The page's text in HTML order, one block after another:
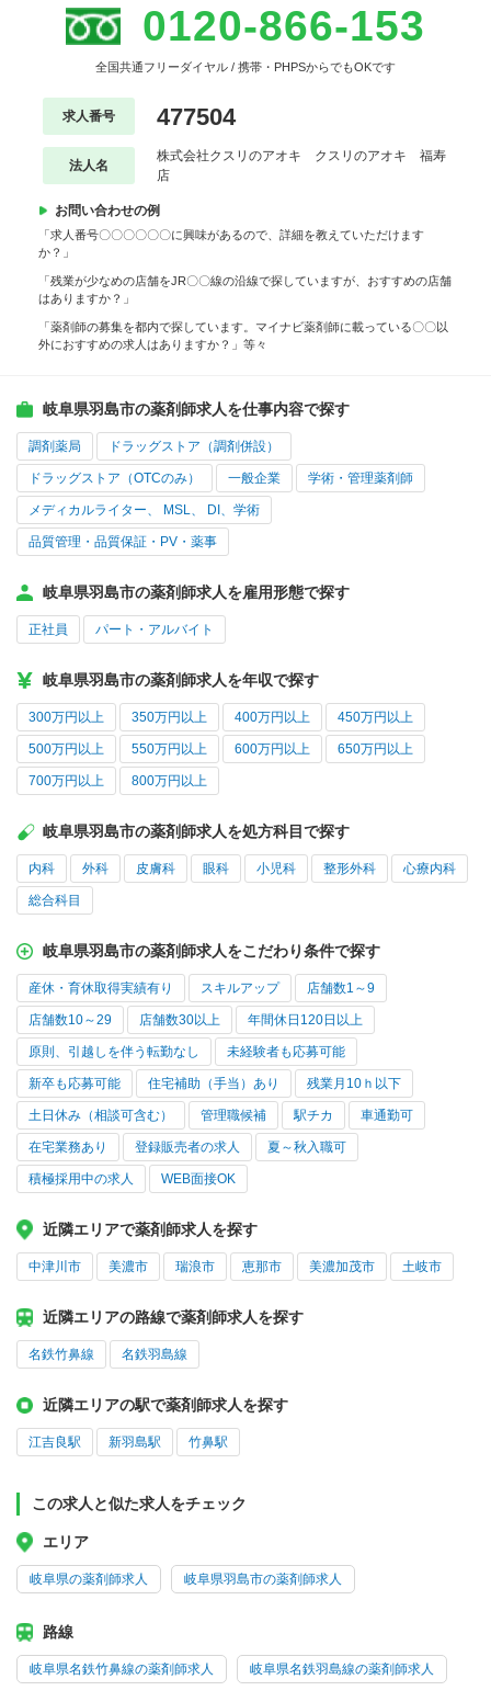
0120-866-153
全国共通フリーダイヤル / 携帯・PHPSからでもOKです
求人番号 477504
法人名
株式会社クスリのアオキ クスリのアオキ 福寿
店
お問い合わせの例
「求人番号〇〇〇〇〇〇に興味があるので、詳細を教えていただけます
か？」
「残業が少なめの店舗をJR〇〇線の沿線で探していますが、おすすめの店舗
はありますか？」
「薬剤師の募集を都内で探しています。マイナビ薬剤師に載っている〇〇以
外におすすめの求人はありますか？」等々
岐阜県羽島市の薬剤師求人を仕事内容で探す
調剤薬局 ドラッグストア（調剤併設）
ドラッグストア（OTCのみ） 一般企業 学術・管理薬剤師
メディカルライター、 MSL、 DI、学術
品質管理・品質保証・PV・薬事
岐阜県羽島市の薬剤師求人を雇用形態で探す
正社員 パート・アルバイト
岐阜県羽島市の薬剤師求人を年収で探す
300万円以上 350万円以上 400万円以上 450万円以上
500万円以上 550万円以上 600万円以上 650万円以上
700万円以上 800万円以上
岐阜県羽島市の薬剤師求人を処方科目で探す
内科 外科 皮膚科 眼科 小児科 整形外科 心療内科
総合科目
岐阜県羽島市の薬剤師求人をこだわり条件で探す
産休・育休取得実績有り スキルアップ 店舗数1～9
店舗数10～29 店舗数30以上 年間休日120日以上
原則、引越しを伴う転勤なし 未経験者も応募可能
新卒も応募可能 住宅補助（手当）あり 残業月10ｈ以下
土日休み（相談可含む） 管理職候補 駅チカ 車通勤可
在宅業務あり 登録販売者の求人 夏～秋入職可
積極採用中の求人 WEB面接OK
近隣エリアで薬剤師求人を探す
中津川市 美濃市 瑞浪市 恵那市 美濃加茂市 土岐市
近隣エリアの路線で薬剤師求人を探す
名鉄竹鼻線 名鉄羽島線
近隣エリアの駅で薬剤師求人を探す
江吉良駅 新羽島駅 竹鼻駅
この求人と似た求人をチェック
エリア
岐阜県の薬剤師求人 岐阜県羽島市の薬剤師求人
路線
岐阜県名鉄竹鼻線の薬剤師求人 岐阜県名鉄羽島線の薬剤師求人